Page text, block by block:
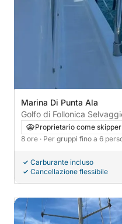
Marina Di Punta Ala
Golfo di Follonica
Toscani
Proprietario come skipper
8 ore · Per gruppi fino a 6
Carburante incluso
Cancellazione flessibile